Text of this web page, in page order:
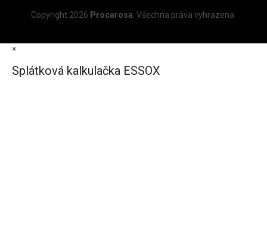
Copyright 2026 Procarosa . Všechna práva vyhrazena.
×
Splátková kalkulačka ESSOX